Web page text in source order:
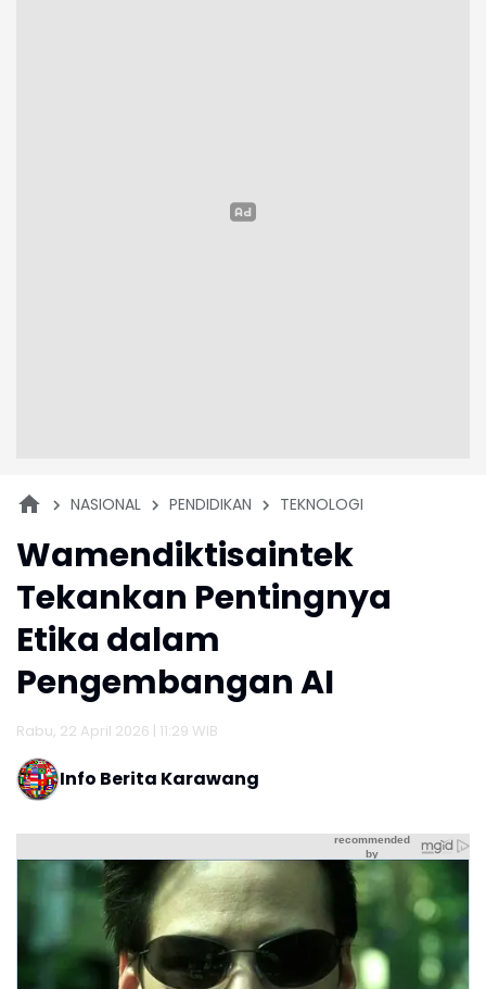
NASIONAL PENDIDIKAN TEKNOLOGI
Wamendiktisaintek
Tekankan Pentingnya
Etika dalam
Pengembangan AI
Rabu, 22 April 2026 | 11:29 WIB
Info Berita Karawang